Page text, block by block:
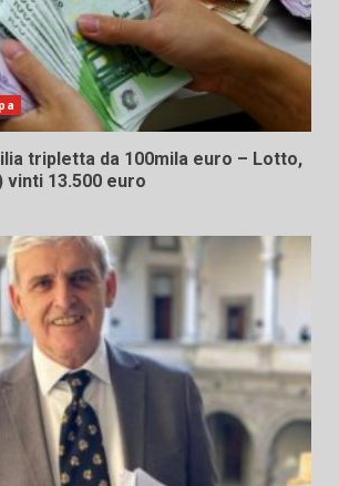
tripletta da 100mila euro – Lotto,
vinti 13.500 euro